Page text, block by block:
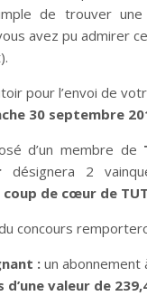
de trouver une
avez pu admirer
pour l’envoi de
30 septembre
d’un membre de
désignera 2
coup de cœur de
concours
:un abonnement
d’une valeur de